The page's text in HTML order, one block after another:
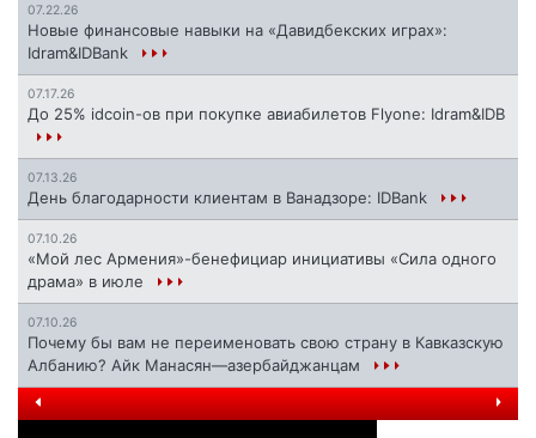
07.22.26
Новые финансовые навыки на «Давидбекских играх»:
Idram&IDBank
07.17.26
До 25% idcoin-ов при покупке авиабилетов Flyone: Idram&IDB
07.13.26
День благодарности клиентам в Ванадзоре: IDBank
07.10.26
«Мой лес Армения»-бенефициар инициативы «Сила одного
драма» в июле
07.10.26
Почему бы вам не переименовать свою страну в Кавказскую
Албанию? Айк Манасян—азербайджанцам